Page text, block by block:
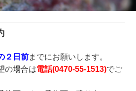
２日前までにお願いします。
の場合は電話(0470-55-1513)でご